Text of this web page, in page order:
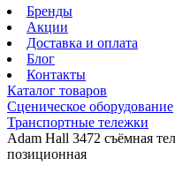
Бренды
Акции
Доставка и оплата
Блог
Контакты
Каталог товаров
Сценическое оборудование
Транспортные тележки
Adam Hall 3472 съёмная
позиционная